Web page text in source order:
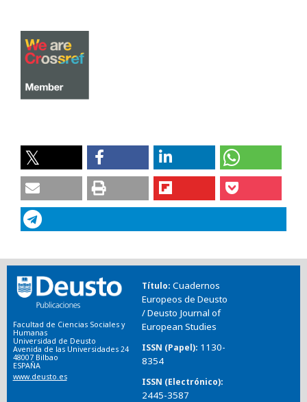
Facultad de Ciencias Sociales y
Humanas
Universidad de Deusto
Avenida de las Universidades 24
48007 Bilbao
ESPAÑA
www.deusto.es
Título Cuadernos
Europeos de Deusto
/ Deusto Journal of
European Studies
ISSN (Papel) 1130-
8354
ISSN (Electrónico)
2445-3587